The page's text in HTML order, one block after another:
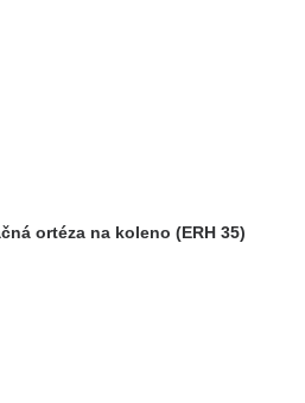
ortéza na koleno (ERH 35)